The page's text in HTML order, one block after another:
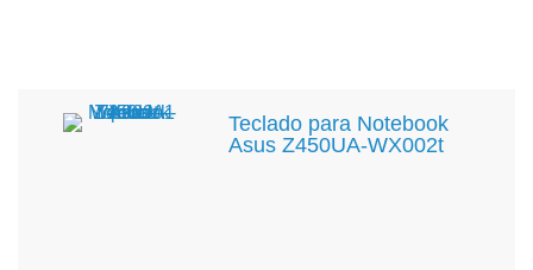
Teclado para Notebook
Asus Z450UA-WX002t